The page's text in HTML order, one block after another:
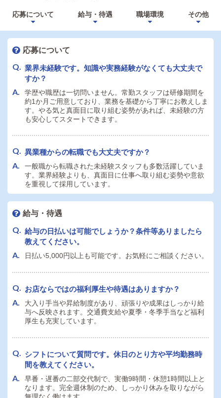
応募について 給与・待遇 職場環境 その他
応募について
業界未経験です。知識や実務経験がなくても大丈夫で
すか？
学歴や職歴は一切問いません。常勤スタッフは研修期間を
約1か月ご用意しており、業務を基礎から丁寧にお教えしま
す。やる気と真面目に取り組む姿勢があれば、未経験の方
も安心してスタートできます。
異業種からの転職でも大丈夫ですか？
一般職から転職された未経験スタッフも多数活躍していま
す。業界経験よりも、真面目に仕事へ取り組む姿勢や意欲
を重視して採用しています。
給与・待遇
給与の日払いは可能でしょうか？条件等ありましたら
教えてください。
日払い5,000円以上も可能です。お気軽にご相談ください。
お店ならではの福利厚生や待遇はありますか？
大入り手当や昇給制度があり、頑張りや成果はしっかり給
与へ反映されます。交通費支給や夏季・冬季手当など福利
厚生も充実しています。
シフトについて質問です。休日のとり方や平均勤務時
間を教えてください。
早番・遅番の二部交代制で、実働9時間・休憩1時間以上と
なります。完全週休制のため、しっかり休みを取りながら